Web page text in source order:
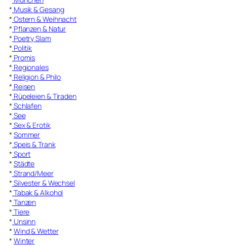
* Musik & Gesang
* Ostern & Weihnacht
* Pflanzen & Natur
* Poetry Slam
* Politik
* Promis
* Regionales
* Religion & Philo
* Reisen
* Rüpeleien & Tiraden
* Schlafen
* See
* Sex & Erotik
* Sommer
* Speis & Trank
* Sport
* Städte
* Strand/Meer
* Silvester & Wechsel
* Tabak & Alkohol
* Tanzen
* Tiere
* Unsinn
* Wind & Wetter
* Winter